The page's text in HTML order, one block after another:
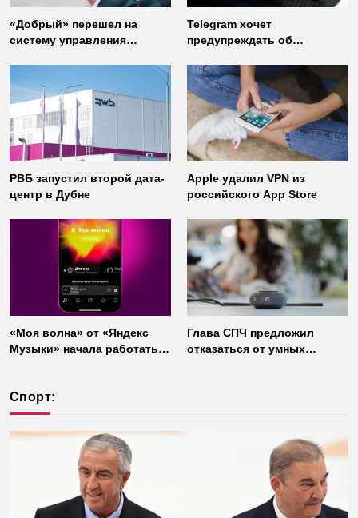
«Добрый» перешел на
систему управления
Telegram хочет
предупреждать об
неофициальных клиентов
мессенджера
РВБ запустил второй дата-
центр в Дубне
Apple удалил VPN из
российского App Store
«Моя волна» от «Яндекс
Музыки» начала работать
Глава СПЧ предложил
отказаться от умных
Спорт: